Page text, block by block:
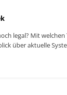
legal? Mit
über aktuelle